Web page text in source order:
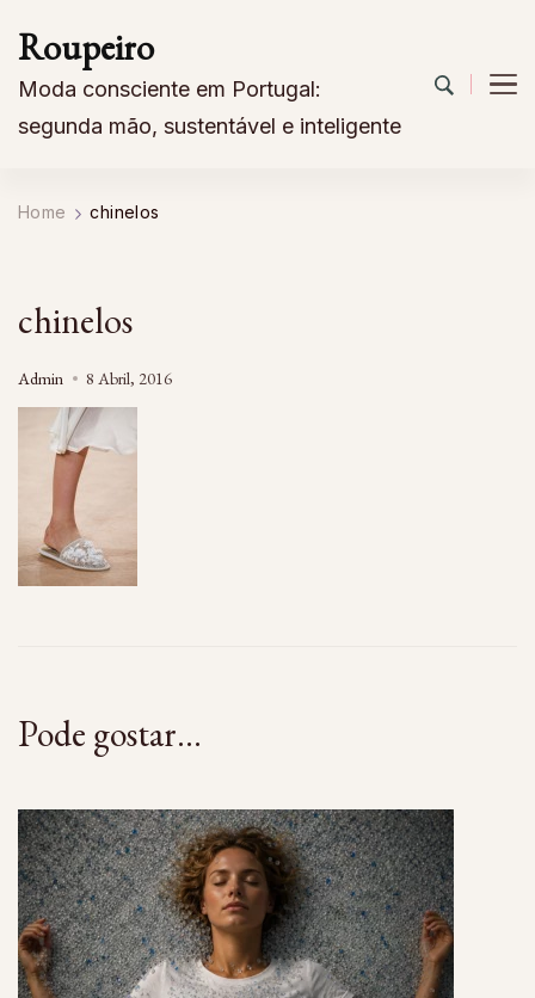
Roupeiro
Moda consciente em Portugal:
segunda mão, sustentável e inteligente
Home chinelos
chinelos
Admin 8 Abril, 2016
Pode gostar...